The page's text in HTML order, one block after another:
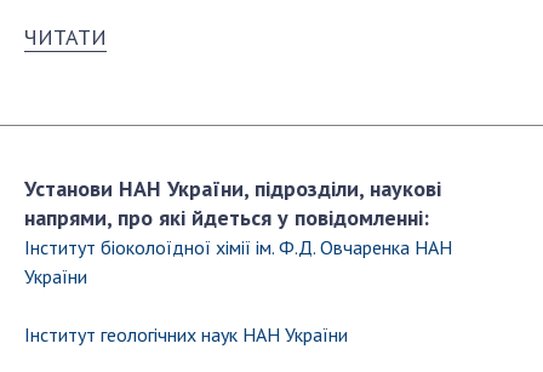
КАБІНЕТ
ЧИТАТИ
Установи НАН України, підрозділи, наукові
напрями, про які йдеться у повідомленні:
Інститут біоколоїдної хімії ім. Ф.Д. Овчаренка НАН
України
Інститут геологічних наук НАН України